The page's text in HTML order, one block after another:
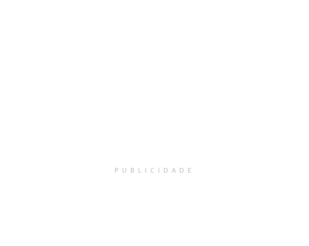
PUBLICIDADE